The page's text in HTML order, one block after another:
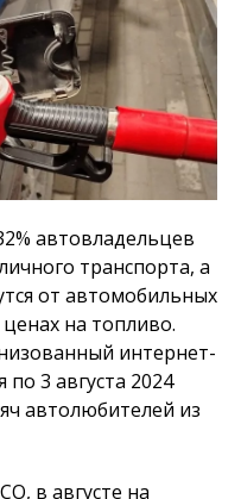
автовладельцев
транспорта, а
от автомобильных
на топливо.
интернет-
3 августа 2024
автолюбителей из
в августе на